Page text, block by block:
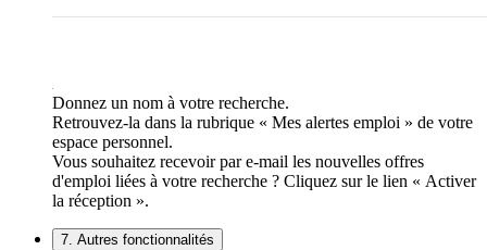
Donnez un nom à votre recherche.
Retrouvez-la dans la rubrique « Mes alertes emploi » de votre
espace personnel.
Vous souhaitez recevoir par e-mail les nouvelles offres
d'emploi liées à votre recherche ? Cliquez sur le lien « Activer
la réception ».
7. Autres fonctionnalités